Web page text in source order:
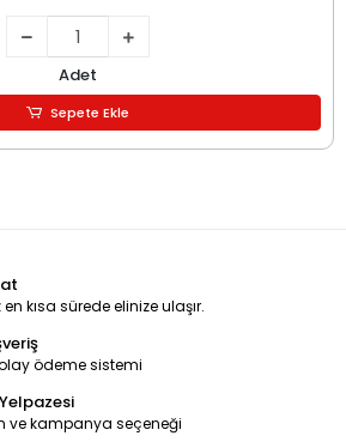
Adet
Sepete Ekle
kısa sürede elinize ulaşır.
ödeme sistemi
ve kampanya seçeneği